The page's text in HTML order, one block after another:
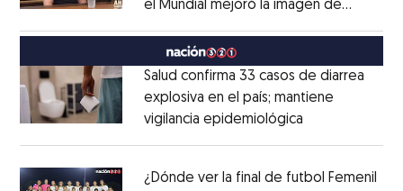
el Mundial mejoró la imagen de
MéxicoOpens in new window
Salud confirma 33 casos de diarrea
explosiva en el país; mantiene
vigilancia epidemiológica
¿Dónde ver la final de futbol Femenil